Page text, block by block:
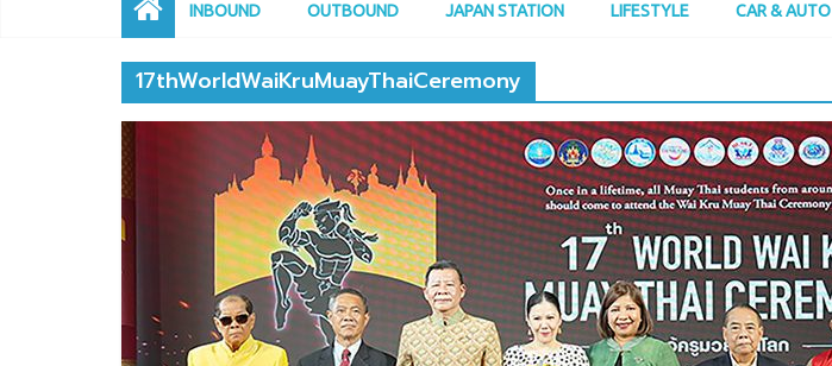
INBOUND OUTBOUND JAPAN STATION LIFESTYLE CAR & AUTO
17thWorldWaiKruMuayThaiCeremony